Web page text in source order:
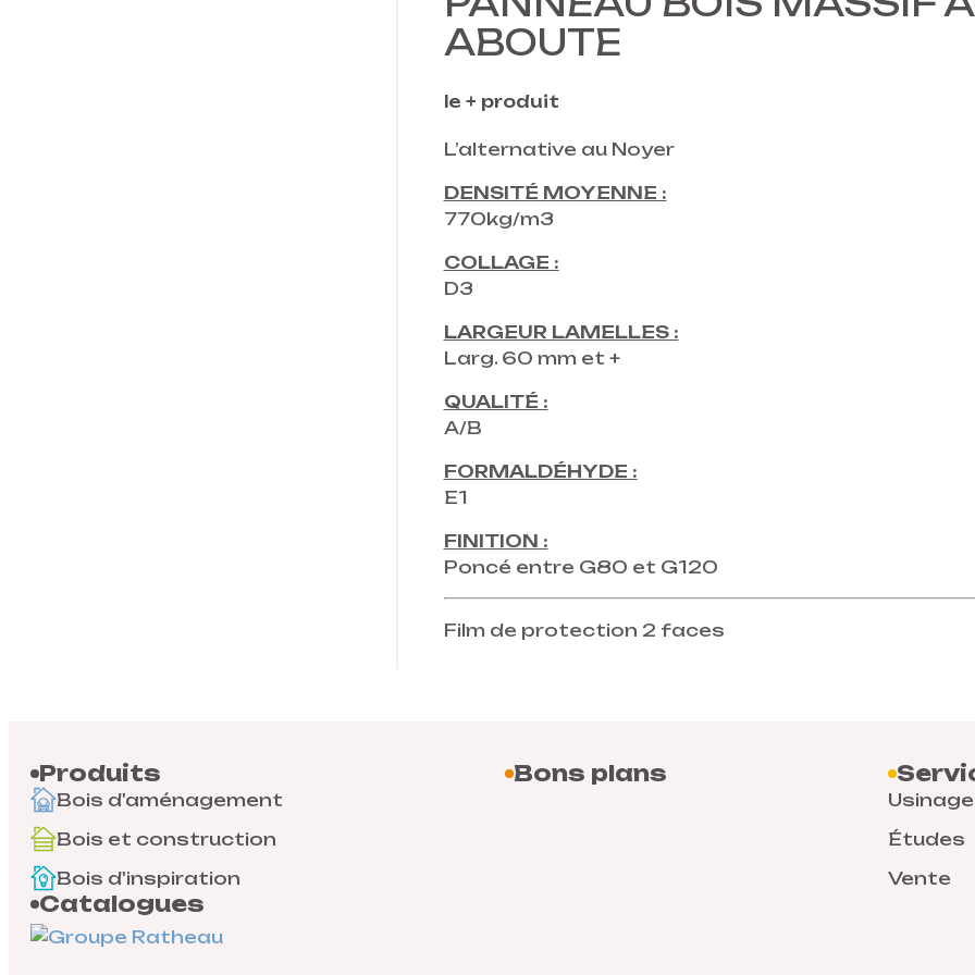
ABOUTE
le + produit
L’alternative au Noyer
DENSITÉ MOYENNE :
770kg/m3
COLLAGE :
D3
LARGEUR LAMELLES :
Larg. 60 mm et +
QUALITÉ :
A/B
FORMALDÉHYDE :
E1
FINITION :
Poncé entre G80 et G120
Film de protection 2 faces
Produits
Bois d'aménagement
Bois et construction
Bois d'inspiration
Catalogues
Bons plans
Usinage
Études
Vente